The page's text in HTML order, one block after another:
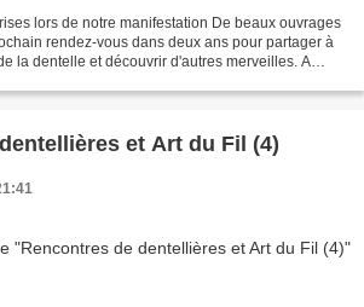
lors de notre manifestation De beaux ouvrages
rendez-vous dans deux ans pour partager à
la dentelle et découvrir d'autres merveilles. A
et Art du Fil (4)